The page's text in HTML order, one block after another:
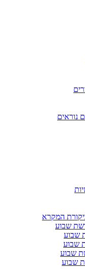
נוראים
המקרא
שבוע
שבוע
שבוע
שבוע
שבוע